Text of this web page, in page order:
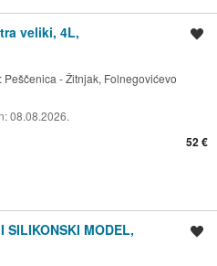
veliki, 4L,
Peščenica - Žitnjak, Folnegovićevo
08.08.2026.
52 €
MODEL,